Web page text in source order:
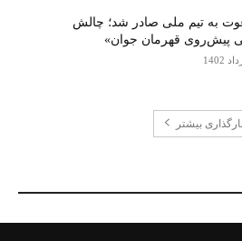
به تیم ملی صادر شد؛ چالش
پیش‌روی قهرمان جوان»
بیشتر